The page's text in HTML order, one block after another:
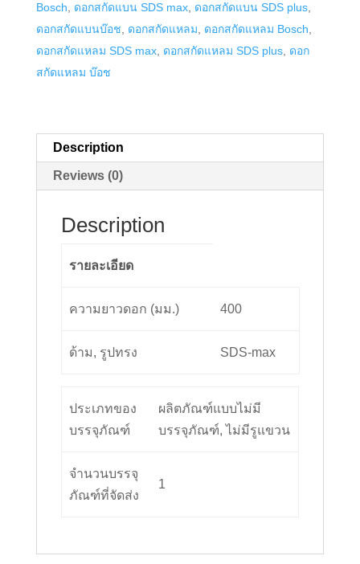
ยาว
400
มม.
quantity
Bosch, ดอกสกัดแบน SDS max, ดอกสกัดแบน SDS plus,
ดอกสกัดแบนบ๊อช, ดอกสกัดแหลม, ดอกสกัดแหลม Bosch,
ดอกสกัดแหลม SDS max, ดอกสกัดแหลม SDS plus, ดอก
สกัดแหลม บ๊อช
Description
Reviews (0)
Description
รายละเอียด
ความยาวดอก (มม.) 400
ด้าม, รูปทรง SDS-max
ประเภทของ
บรรจุภัณฑ์
ผลิตภัณฑ์แบบไม่มี
บรรจุภัณฑ์, ไม่มีรูแขวน
จำนวนบรรจุ
ภัณฑ์ที่จัดส่ง
1